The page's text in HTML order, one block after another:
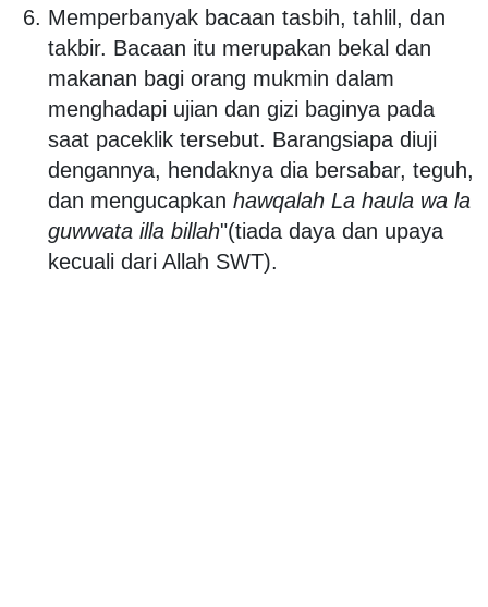
Memperbanyak bacaan tasbih, tahlil, dan
takbir. Bacaan itu merupakan bekal dan
makanan bagi orang mukmin dalam
menghadapi ujian dan gizi baginya pada
saat paceklik tersebut. Barangsiapa diuji
dengannya, hendaknya dia bersabar, teguh,
dan mengucapkan hawqalah La haula wa la
guwwata illa billah"(tiada daya dan upaya
kecuali dari Allah SWT).